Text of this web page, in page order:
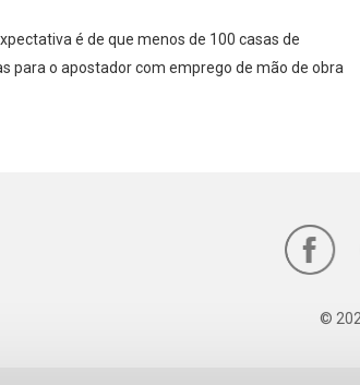
é de que menos de 100 casas de
para o apostador com emprego de mão de obra
©